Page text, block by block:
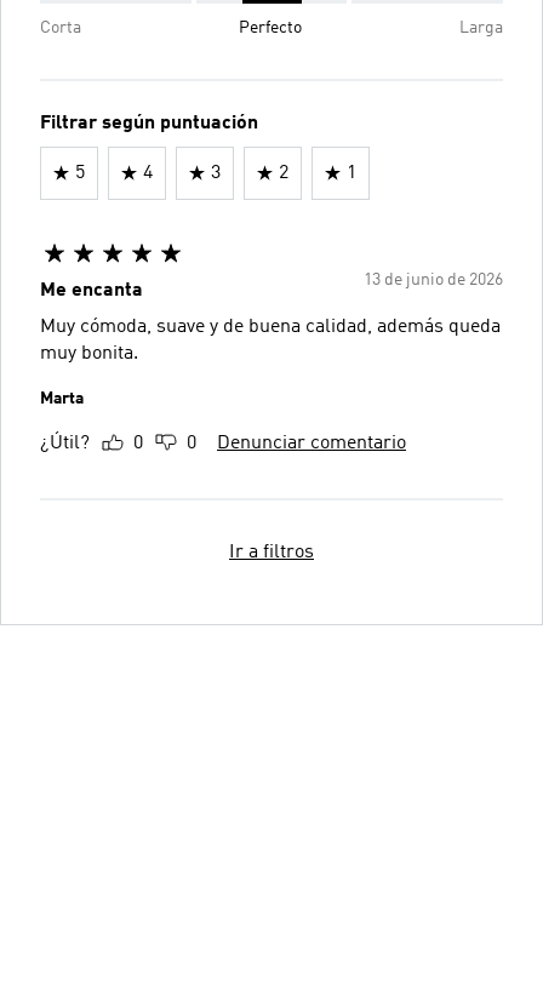
Corta Perfecto Larga
Filtrar según puntuación
5 4 3 2 1
13 de junio de 2026
Me encanta
Muy cómoda, suave y de buena calidad, además queda
muy bonita.
Marta
¿Útil? 0 0 Denunciar comentario
Ir a filtros